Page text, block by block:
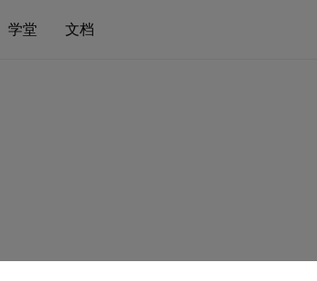
学堂 文档